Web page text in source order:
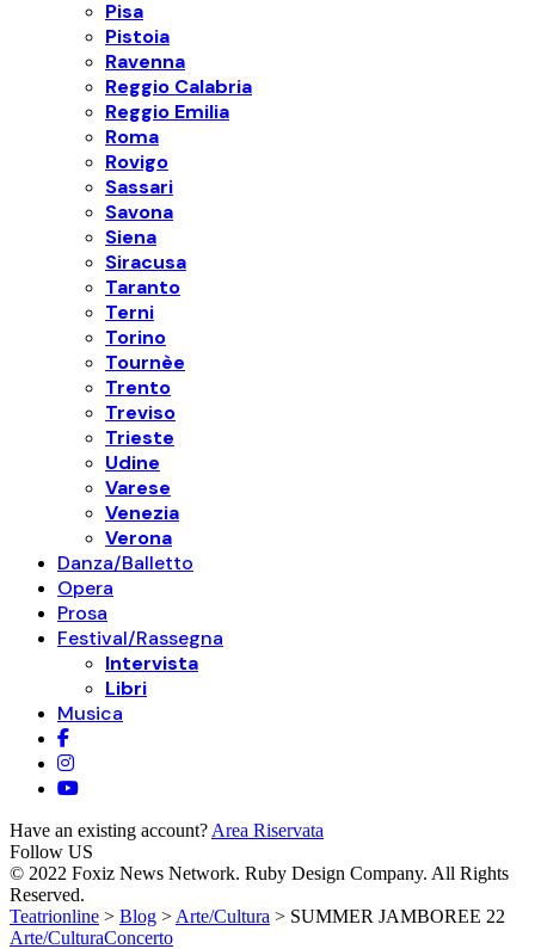
Pisa
Pistoia
Ravenna
Reggio Calabria
Reggio Emilia
Roma
Rovigo
Sassari
Savona
Siena
Siracusa
Taranto
Terni
Torino
Tournèe
Trento
Treviso
Trieste
Udine
Varese
Venezia
Verona
Danza/Balletto
Opera
Prosa
Festival/Rassegna
Intervista
Libri
Musica
Have an existing account? Area Riservata
Follow US
© 2022 Foxiz News Network. Ruby Design Company. All Rights
Reserved.
Teatrionline > Blog > Arte/Cultura > SUMMER JAMBOREE 22
Arte/CulturaConcerto